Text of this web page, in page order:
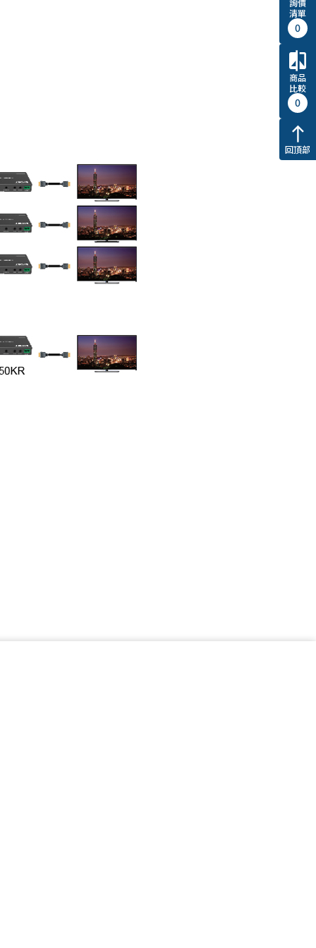
清單
0
compare
商品
比較
0
north
回頂部